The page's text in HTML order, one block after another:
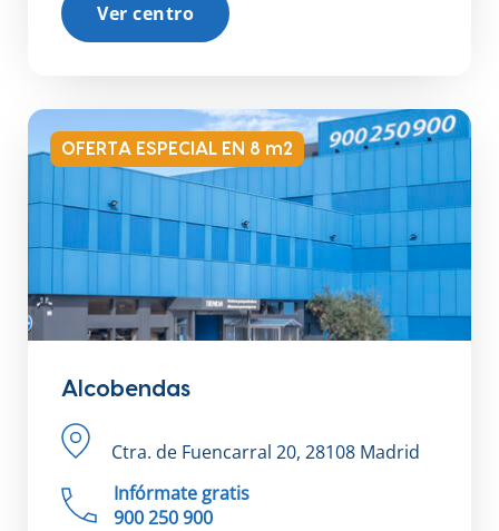
Ver centro
OFERTA ESPECIAL EN 8 m2
Alcobendas
Ctra. de Fuencarral 20, 28108 Madrid
Infórmate gratis
900 250 900